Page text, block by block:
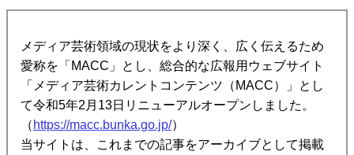
メディア芸術領域の現状をより深く、広く伝えるため
愛称を「MACC」とし、総合的な広報用ウェブサイト
「メディア芸術カレントコンテンツ（MACC）」とし
て令和5年2月13日リニューアルオープンしました。
（ https://macc.bunka.go.jp/）
当サイトは、これまでの記事をアーカイブとして掲載